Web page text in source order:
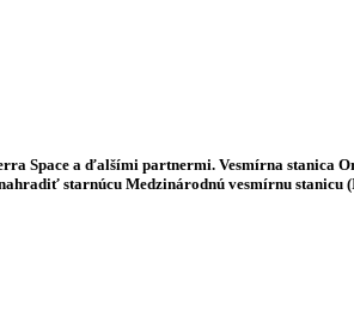
Space a ďalšími partnermi. Vesmírna stanica
starnúcu Medzinárodnú vesmírnu stanicu